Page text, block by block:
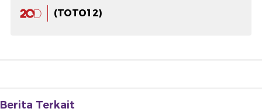
(TOTO12)
Berita Terkait